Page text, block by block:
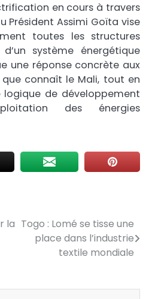
en cours à travers
Président Assimi Goïta vise
toutes les structures
système énergétique
une réponse concrète aux
connaît le Mali, tout en
logique de développement
des énergies
la Togo : Lomé se tisse une
place dans l’industrie
textile mondiale